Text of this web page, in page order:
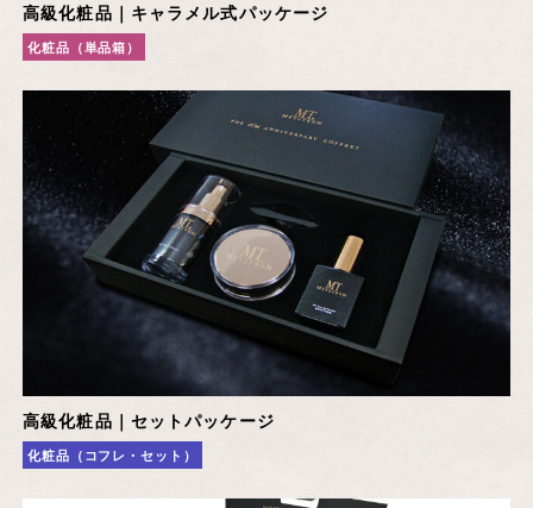
高級化粧品｜キャラメル式パッケージ
化粧品（単品箱）
高級化粧品｜セットパッケージ
化粧品（コフレ・セット）